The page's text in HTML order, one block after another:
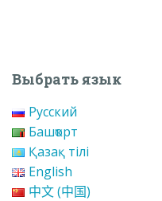
Выбрать язык
Русский
Башҡорт
Қазақ тілі
English
中文 (中国)